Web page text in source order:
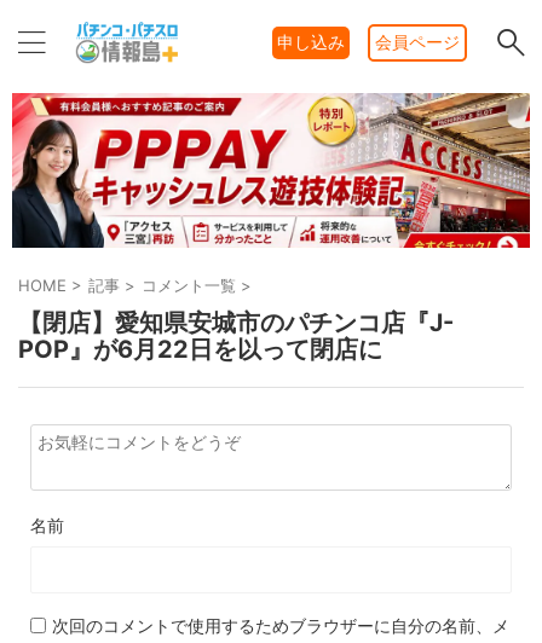
申し込み 会員ページ
HOME > 記事 > コメント一覧 >
【閉店】愛知県安城市のパチンコ店『J-
POP』が6月22日を以って閉店に
名前
次回のコメントで使用するためブラウザーに自分の名前、メ